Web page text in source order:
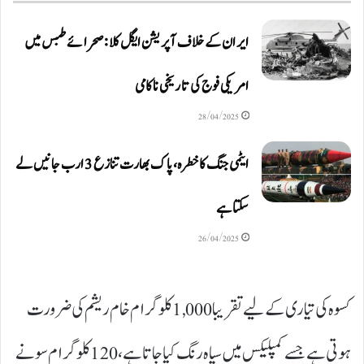
ایران کے خلاف آپریشن ایگل کلا: صحرائے طبس میں
امریکی فوج کی تاریخی ناکامی
28/04/2025
ایٹمی جنگ کا خطرہ، پاک بھارت تنازع 3 ارب جانیں لے
سکتا ہے
26/04/2025
کسوہ کی تیاری کے لیے تقریبا 1,000 کلو گرام خام ریشم کی ضرورت
ہوتی ہے جسے کمپلیکس میں سیاہ رنگ کیا جاتا ہے، 120 کلوگرام سونے